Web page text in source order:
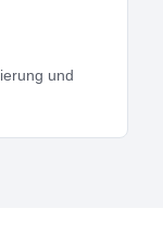
und